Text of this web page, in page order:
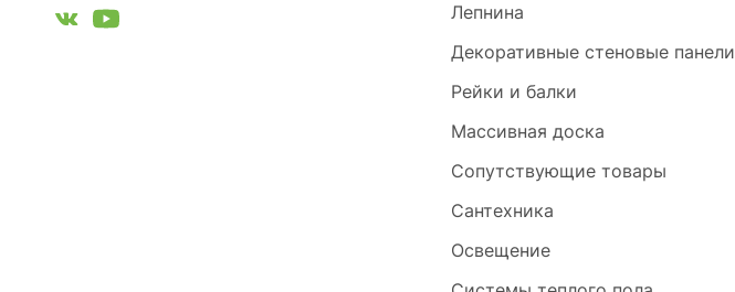
Лепнина
Декоративные стеновые панели
Рейки и балки
Массивная доска
Сопутствующие товары
Сантехника
Освещение